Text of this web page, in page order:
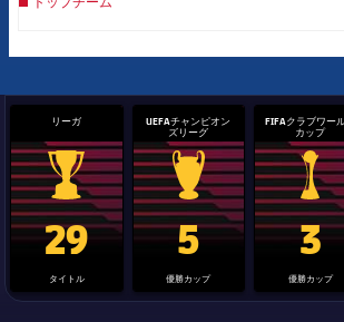
リーガ
La Liga trophy
29
タイトル
UEFAチャンピオン
ズリーグ
Champions League
5
優勝カップ
FIFAクラブワー
カップ
3
優勝カップ